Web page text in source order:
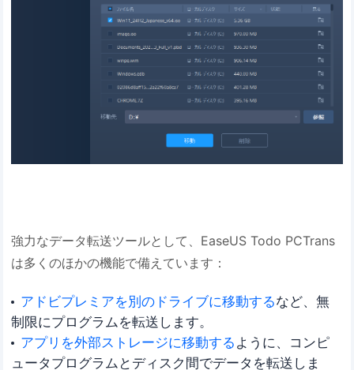
強力なデータ転送ツールとして、EaseUS Todo PCTrans
は多くのほかの機能で備えています：
アドビプレミアを別のドライブに移動するなど、無
制限にプログラムを転送します。
アプリを外部ストレージに移動する ように、コンピ
ュータプログラムとディスク間でデータを転送しま